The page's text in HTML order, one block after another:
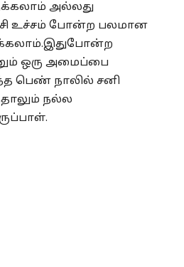
அல்லது
உச்சம் போன்ற பலமான
ஒரு அமைப்பை
பெண் நாலில் சனி
நல்ல